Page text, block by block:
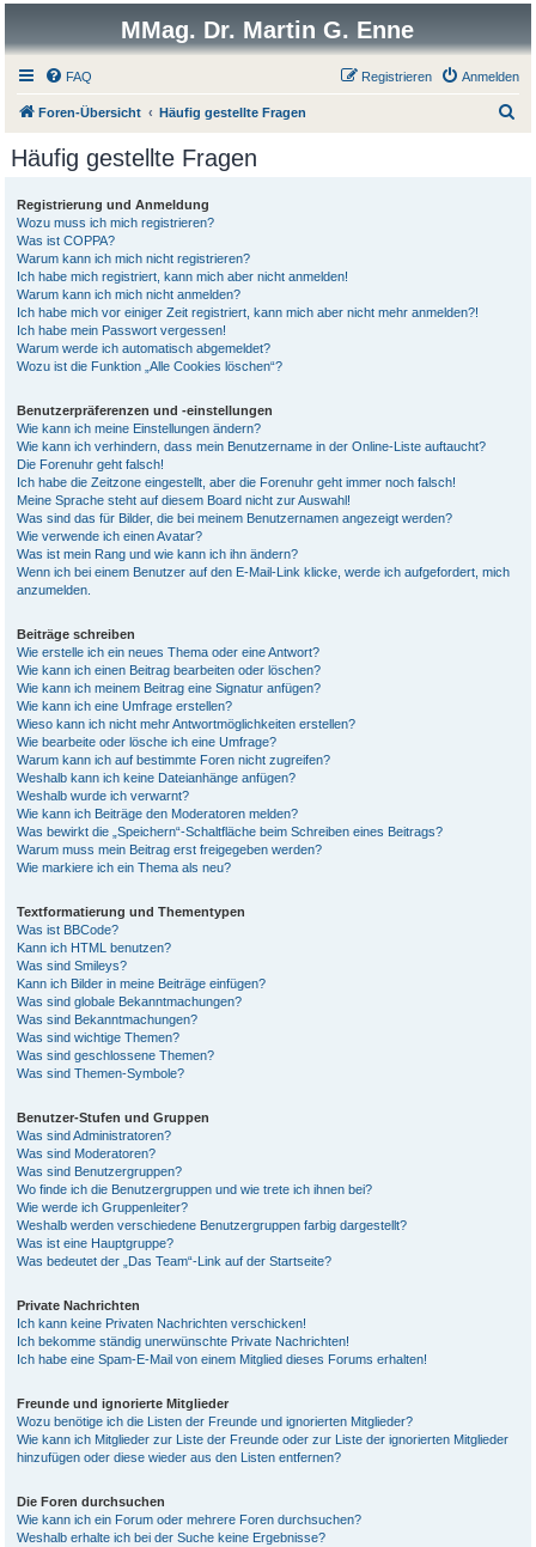
MMag. Dr. Martin G. Enne
FAQ Anmelden
Registrieren
Foren-Übersicht Häufig gestellte Fragen
Häufig gestellte Fragen
Registrierung und Anmeldung
Wozu muss ich mich registrieren?
Was ist COPPA?
Warum kann ich mich nicht registrieren?
Ich habe mich registriert, kann mich aber nicht anmelden!
Warum kann ich mich nicht anmelden?
Ich habe mich vor einiger Zeit registriert, kann mich aber nicht mehr anmelden?!
Ich habe mein Passwort vergessen!
Warum werde ich automatisch abgemeldet?
Wozu ist die Funktion „Alle Cookies löschen“?
Benutzerpräferenzen und -einstellungen
Wie kann ich meine Einstellungen ändern?
Wie kann ich verhindern, dass mein Benutzername in der Online-Liste auftaucht?
Die Forenuhr geht falsch!
Ich habe die Zeitzone eingestellt, aber die Forenuhr geht immer noch falsch!
Meine Sprache steht auf diesem Board nicht zur Auswahl!
Was sind das für Bilder, die bei meinem Benutzernamen angezeigt werden?
Wie verwende ich einen Avatar?
Was ist mein Rang und wie kann ich ihn ändern?
Wenn ich bei einem Benutzer auf den E-Mail-Link klicke, werde ich aufgefordert, mich
anzumelden.
Beiträge schreiben
Wie erstelle ich ein neues Thema oder eine Antwort?
Wie kann ich einen Beitrag bearbeiten oder löschen?
Wie kann ich meinem Beitrag eine Signatur anfügen?
Wie kann ich eine Umfrage erstellen?
Wieso kann ich nicht mehr Antwortmöglichkeiten erstellen?
Wie bearbeite oder lösche ich eine Umfrage?
Warum kann ich auf bestimmte Foren nicht zugreifen?
Weshalb kann ich keine Dateianhänge anfügen?
Weshalb wurde ich verwarnt?
Wie kann ich Beiträge den Moderatoren melden?
Was bewirkt die „Speichern“-Schaltfläche beim Schreiben eines Beitrags?
Warum muss mein Beitrag erst freigegeben werden?
Wie markiere ich ein Thema als neu?
Textformatierung und Thementypen
Was ist BBCode?
Kann ich HTML benutzen?
Was sind Smileys?
Kann ich Bilder in meine Beiträge einfügen?
Was sind globale Bekanntmachungen?
Was sind Bekanntmachungen?
Was sind wichtige Themen?
Was sind geschlossene Themen?
Was sind Themen-Symbole?
Benutzer-Stufen und Gruppen
Was sind Administratoren?
Was sind Moderatoren?
Was sind Benutzergruppen?
Wo finde ich die Benutzergruppen und wie trete ich ihnen bei?
Wie werde ich Gruppenleiter?
Weshalb werden verschiedene Benutzergruppen farbig dargestellt?
Was ist eine Hauptgruppe?
Was bedeutet der „Das Team“-Link auf der Startseite?
Private Nachrichten
Ich kann keine Privaten Nachrichten verschicken!
Ich bekomme ständig unerwünschte Private Nachrichten!
Ich habe eine Spam-E-Mail von einem Mitglied dieses Forums erhalten!
Freunde und ignorierte Mitglieder
Wozu benötige ich die Listen der Freunde und ignorierten Mitglieder?
Wie kann ich Mitglieder zur Liste der Freunde oder zur Liste der ignorierten Mitglieder
hinzufügen oder diese wieder aus den Listen entfernen?
Die Foren durchsuchen
Wie kann ich ein Forum oder mehrere Foren durchsuchen?
Weshalb erhalte ich bei der Suche keine Ergebnisse?